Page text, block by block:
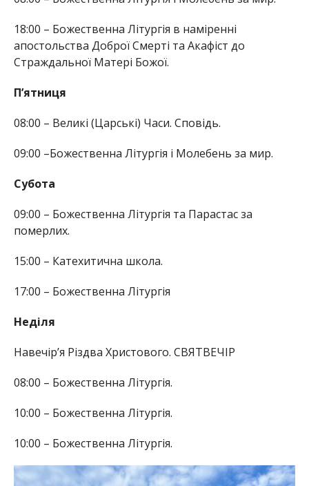
18:00 – Божественна Літургія в наміренні
апостольства Доброї Смерті та Акафіст до
Страждальної Матері Божої.
П’ятниця
08:00 – Великі (Царські) Часи. Сповідь.
09:00 –Божественна Літургія і Молебень за мир.
Субота
09:00 – Божественна Літургія та Парастас за
померлих.
15:00 – Катехитична школа.
17:00 – Божественна Літургія
Неділя
Навечірʼя Різдва Христового. СВЯТВЕЧІР
08:00 – Божественна Літургія.
10:00 – Божественна Літургія.
10:00 – Божественна Літургія.